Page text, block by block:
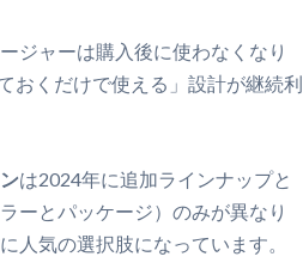
ジャーは購入後に使わなくなり
おくだけで使える」設計が継続利
は2024年に追加ラインナップと
ーとパッケージ）のみが異なり
人気の選択肢になっています。